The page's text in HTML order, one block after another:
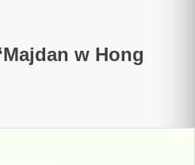
Majdan w Hong